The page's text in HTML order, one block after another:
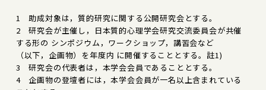
1 助成対象は，質的研究に関する公開研究会とする。
2 研究会が主催し，日本質的心理学会研究交流委員会が共催
する形の シンポジウム，ワークショップ，講習会など
（以下，企画物）を年度内 に開催することとする。註1)
3 研究会の代表者は，本学会会員であることとする。
4 企画物の登壇者には，本学会会員が一名以上含まれている